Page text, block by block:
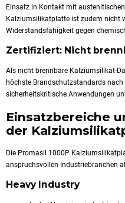
Einsatz in Kontakt mit
Kalziumsilikatplatte ist zudem nicht
Widerstandsfähigkeit gegen
Zertifiziert: Nicht
Als nicht brennbare Kalziumsilikat-
höchste Brandschutzstandards
sicherheitskritische Anwendungen
Einsatzbereiche
der
Die Promasil 1000P
anspruchsvollen Industriebranchen
Heavy Industry